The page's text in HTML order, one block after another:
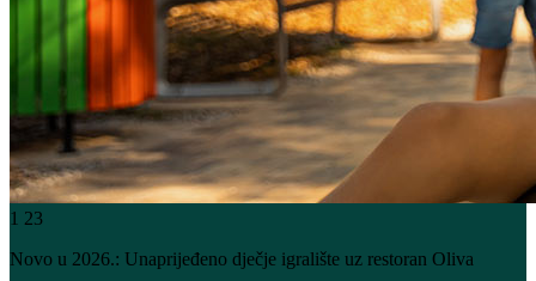
1 23
Novo u 2026.: Unaprijeđeno dječje igralište uz restoran Oliva